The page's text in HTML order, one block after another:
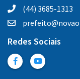
(44) 3685-1313
Redes Sociais